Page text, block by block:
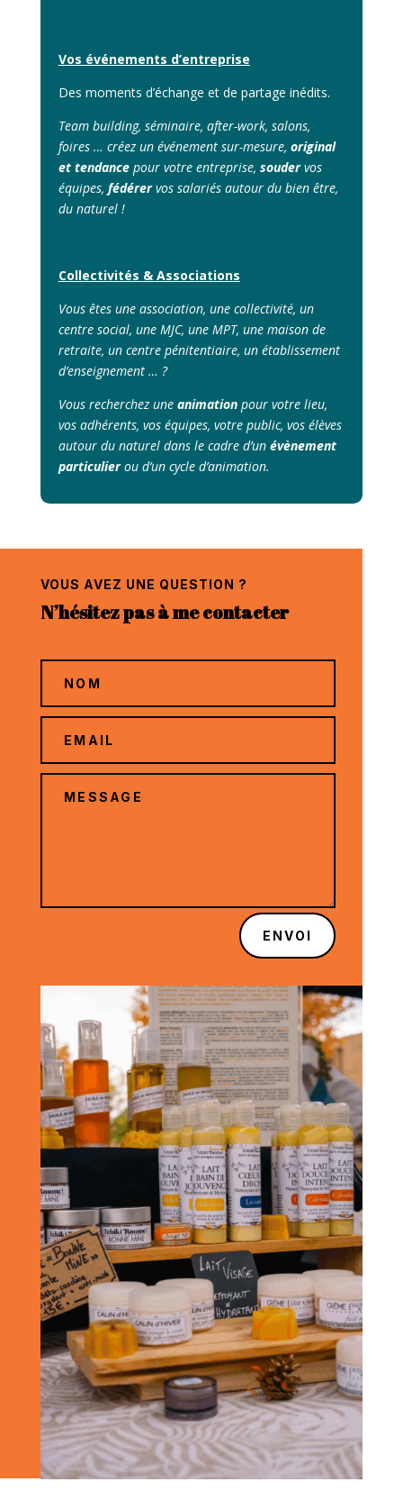
Vos événements d’entreprise
Des moments d’échange et de partage inédits.
Team building, séminaire, after-work, salons,
foires … créez un événement sur-mesure, original
et tendancepour votre entreprise, soudervos
équipes, fédérervos salariés autour du bien être,
du naturel !
Collectivités & Associations
Vous êtes une association, une collectivité, un
centre social, une MJC, une MPT, une maison de
retraite, un centre pénitentiaire, un établissement
d’enseignement … ?
Vous recherchez une animationpour votre lieu,
vos adhérents, vos équipes, votre public, vos élèves
autour du naturel dans le cadre d’un évènement
particulierou d’un cycle d’animation.
VOUS AVEZ UNE QUESTION ?
N’hésitez pas à me contacter
ENVOI